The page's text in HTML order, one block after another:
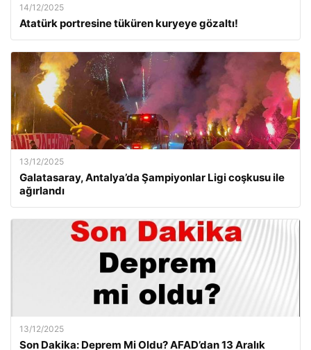
14/12/2025
Atatürk portresine tüküren kuryeye gözaltı!
13/12/2025
Galatasaray, Antalya’da Şampiyonlar Ligi coşkusu ile
ağırlandı
13/12/2025
Son Dakika: Deprem Mi Oldu? AFAD’dan 13 Aralık